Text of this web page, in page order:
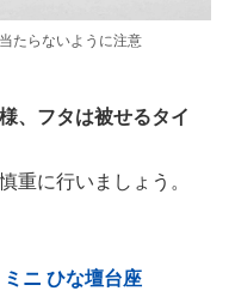
たらないように注意
、フタは被せるタイ
重に行いましょう。
ニ ひな壇台座